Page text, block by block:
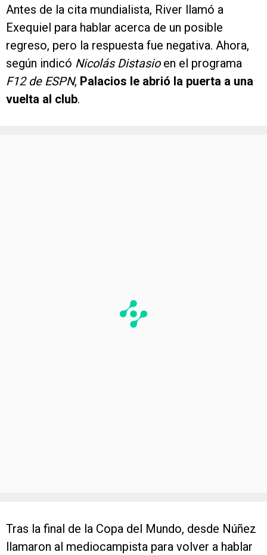
Antes de la cita mundialista, River llamó a
Exequiel para hablar acerca de un posible
regreso, pero la respuesta fue negativa. Ahora,
según indicó Nicolás Distasioen el programa
F12 de ESPN, Palacios le abrió la puerta a una
vuelta al club.
Tras la final de la Copa del Mundo, desde Núñez
llamaron al mediocampista para volver a hablar